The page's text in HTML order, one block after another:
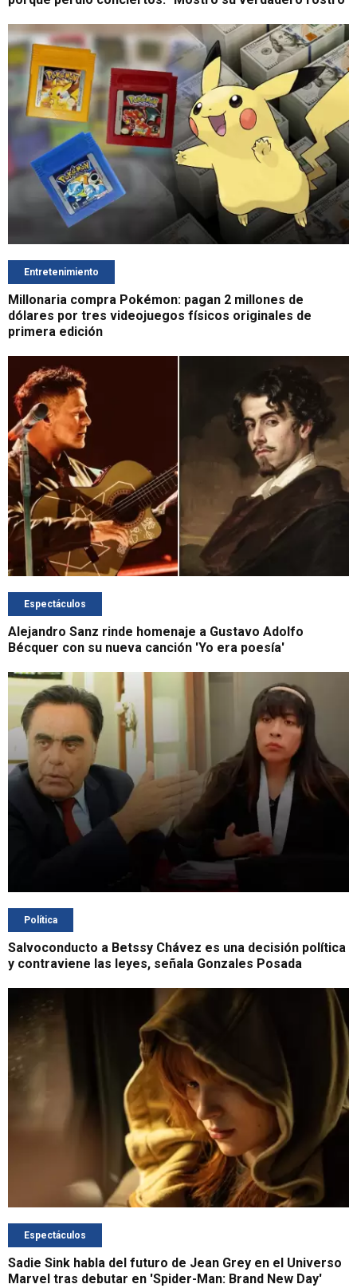
Entretenimiento
Millonaria compra Pokémon: pagan 2 millones de
dólares por tres videojuegos físicos originales de
primera edición
Espectáculos
Alejandro Sanz rinde homenaje a Gustavo Adolfo
Bécquer con su nueva canción 'Yo era poesía'
Política
Salvoconducto a Betssy Chávez es una decisión política
y contraviene las leyes, señala Gonzales Posada
Espectáculos
Sadie Sink habla del futuro de Jean Grey en el Universo
Marvel tras debutar en 'Spider-Man: Brand New Day'